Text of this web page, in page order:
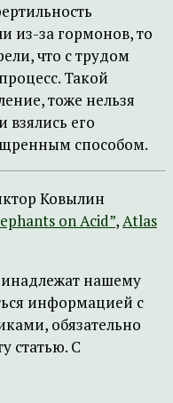
из-за гормонов, то
что с трудом
Такой
тоже нельзя
взялись его
способом.
Ковылин
on Acid”,Atlas
нашему
информацией с
обязательно
статью. С